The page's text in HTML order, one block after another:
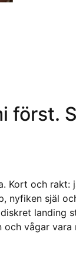
först.
Kort och rakt:
nyfiken själ
landing
vågar vara